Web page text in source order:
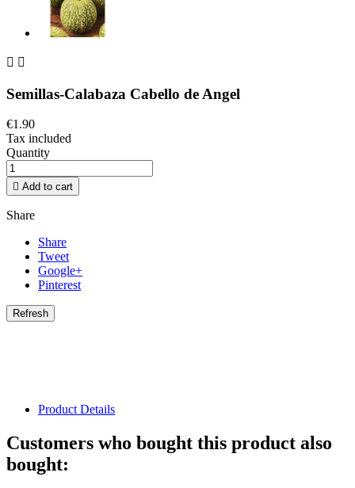
 
Semillas-Calabaza Cabello de Angel
€1.90
Tax included
Quantity
 Add to cart
Share
Share
Tweet
Google+
Pinterest
Product Details
Customers who bought this product also
bought: